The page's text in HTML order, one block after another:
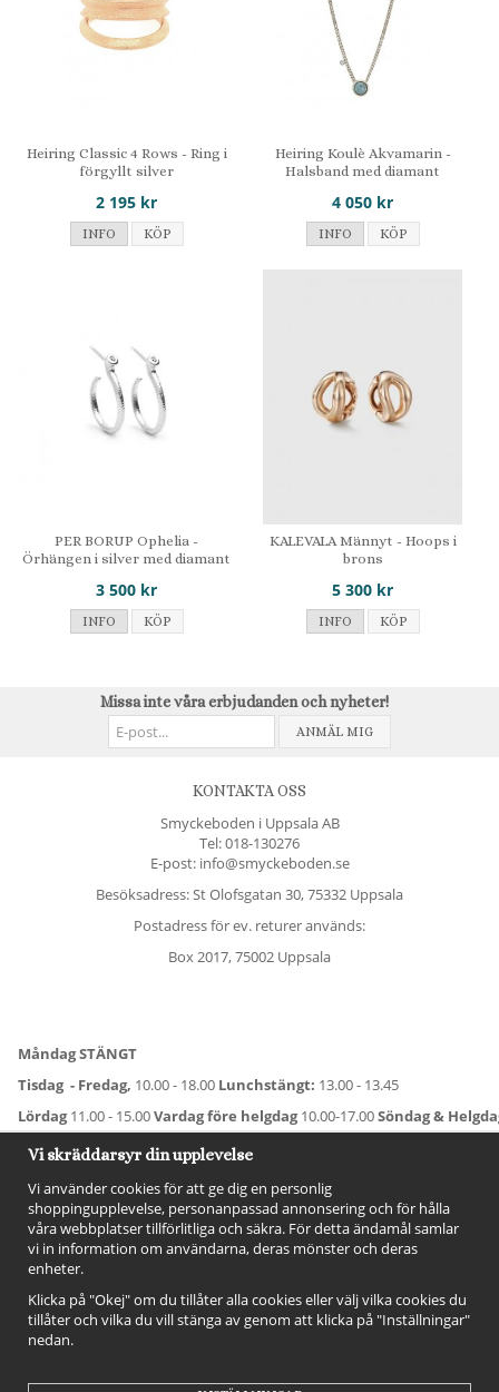
Heiring Classic 4 Rows - Ring i
förgyllt silver
2 195 kr
INFO KÖP
Heiring Koulè Akvamarin -
Halsband med diamant
4 050 kr
INFO KÖP
PER BORUP Ophelia -
Örhängen i silver med diamant
3 500 kr
INFO KÖP
KALEVALA Männyt - Hoops i
brons
5 300 kr
INFO KÖP
Missa inte våra erbjudanden och nyheter!
ANMÄL MIG
KONTAKTA OSS
Smyckeboden i Uppsala AB
Tel:018-130276
E-post: info@smyckeboden.se
Besöksadress: St Olofsgatan 30, 75332 Uppsala
Postadress för ev. returer används:
Box 2017, 75002 Uppsala
Måndag STÄNGT
Tisdag - Fredag, 10.00 - 18.00 Lunchstängt: 13.00 - 13.45
Lördag11.00 - 15.00Vardag före helgdag10.00-17.00Söndag &
För avvikande öppettider:Titta här
Vi skräddarsyr din upplevelse
Vi använder cookies för att ge dig en personlig
shoppingupplevelse, personanpassad annonsering och för hålla
våra webbplatser tillförlitliga och säkra. För detta ändamål samlar
vi in information om användarna, deras mönster och deras
enheter.
Klicka på "Okej" om du tillåter alla cookies eller välj vilka cookies du
tillåter och vilka du vill stänga av genom att klicka på "Inställningar"
nedan.